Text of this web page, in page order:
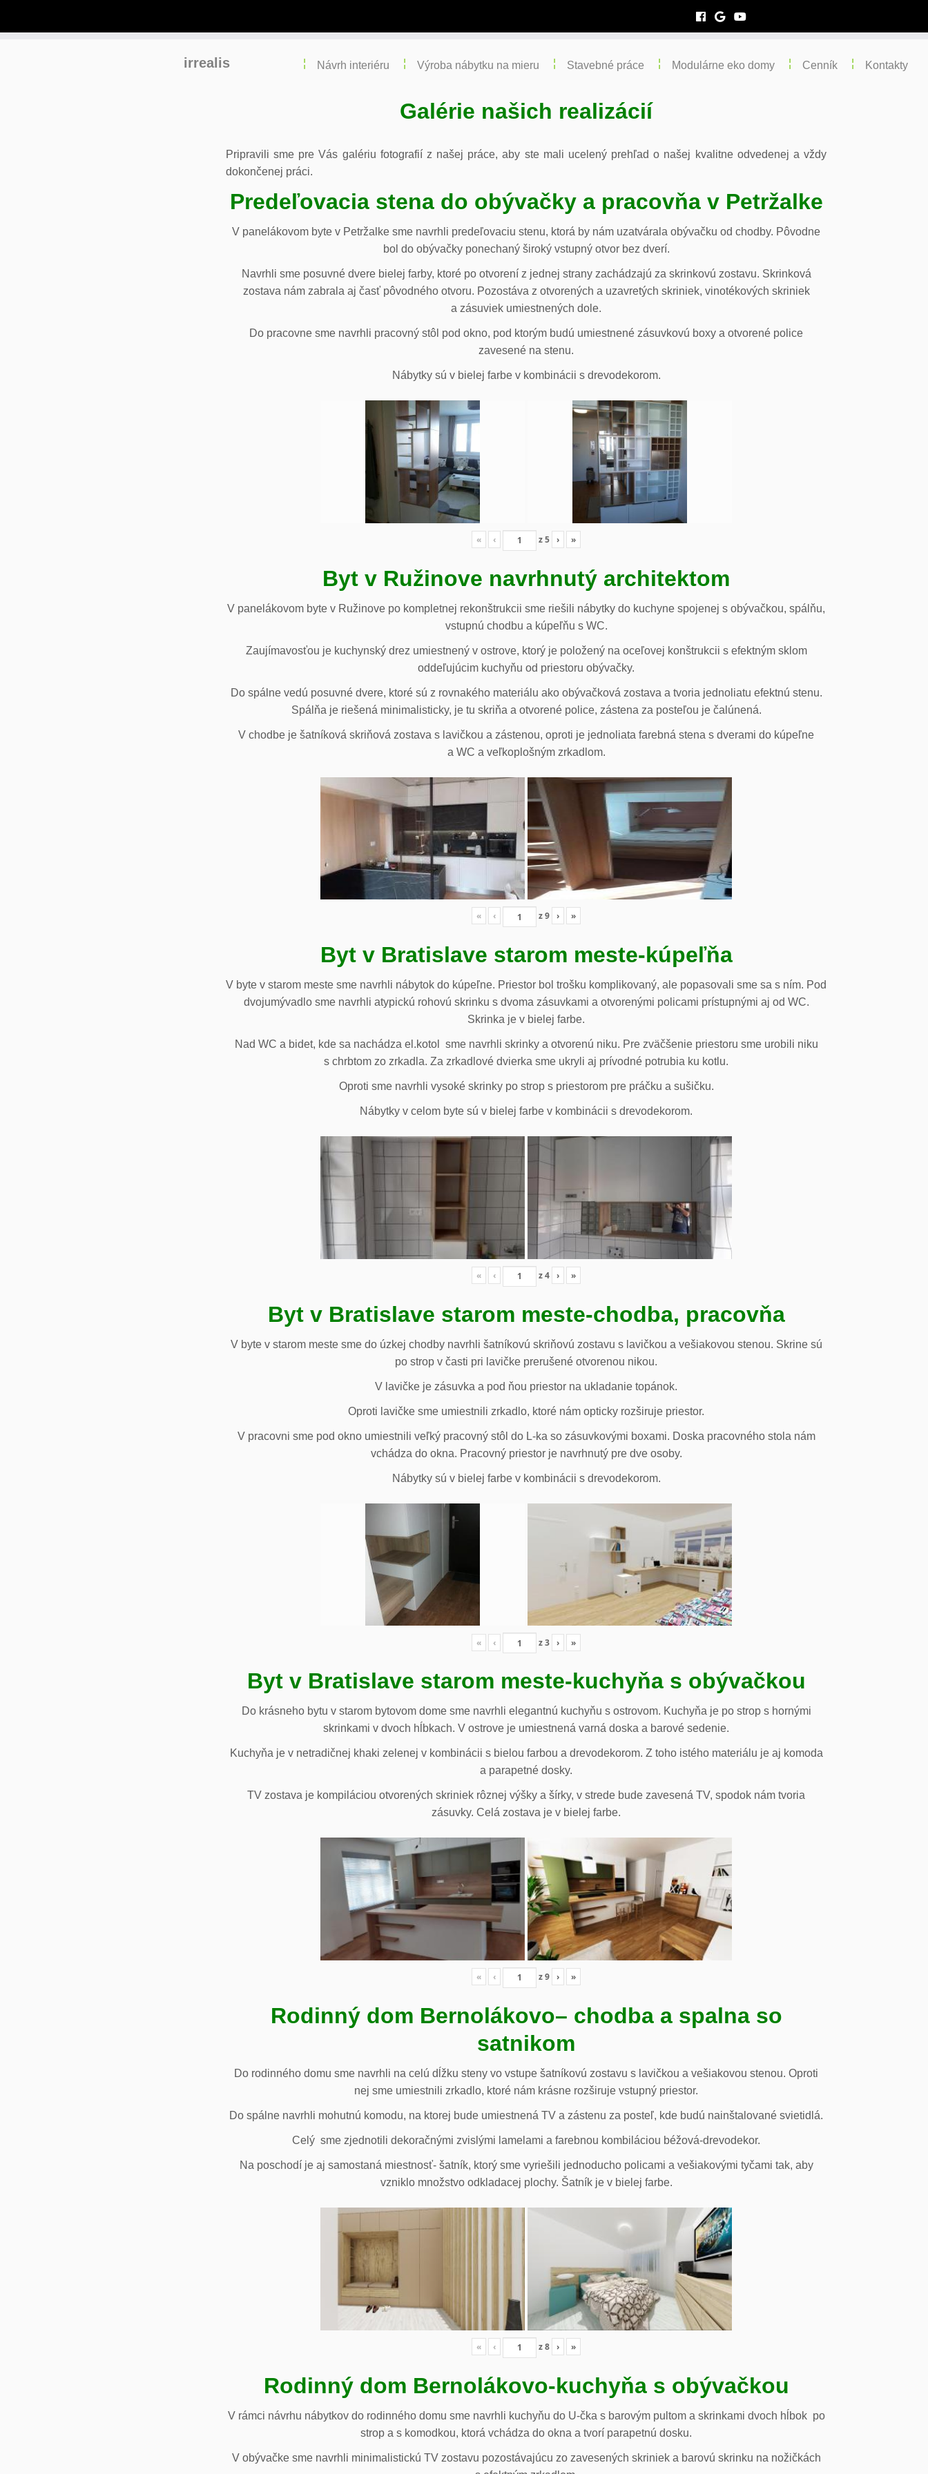
irrealis Návrh interiéru Výroba nábytku na mieru Stavebné práce Modulárne eko domy Cenník Kontakty
Galérie našich realizácií
Pripravili sme pre Vás galériu fotografií z našej práce, aby ste mali ucelený prehľad o našej kvalitne odvedenej a vždy
dokončenej práci.
Predeľovacia stena do obývačky a pracovňa v Petržalke
V panelákovom byte v Petržalke sme navrhli predeľovaciu stenu, ktorá by nám uzatvárala obývačku od chodby. Pôvodne
bol do obývačky ponechaný široký vstupný otvor bez dverí.
Navrhli sme posuvné dvere bielej farby, ktoré po otvorení z jednej strany zachádzajú za skrinkovú zostavu. Skrinková
zostava nám zabrala aj časť pôvodného otvoru. Pozostáva z otvorených a uzavretých skriniek, vinotékových skriniek
a zásuviek umiestnených dole.
Do pracovne sme navrhli pracovný stôl pod okno, pod ktorým budú umiestnené zásuvkovú boxy a otvorené police
zavesené na stenu.
Nábytky sú v bielej farbe v kombinácii s drevodekorom.
« ‹ z5 › »
Byt v Ružinove navrhnutý architektom
V panelákovom byte v Ružinove po kompletnej rekonštrukcii sme riešili nábytky do kuchyne spojenej s obývačkou, spálňu,
vstupnú chodbu a kúpeľňu s WC.
Zaujímavosťou je kuchynský drez umiestnený v ostrove, ktorý je položený na oceľovej konštrukcii s efektným sklom
oddeľujúcim kuchyňu od priestoru obývačky.
Do spálne vedú posuvné dvere, ktoré sú z rovnakého materiálu ako obývačková zostava a tvoria jednoliatu efektnú stenu.
Spálňa je riešená minimalisticky, je tu skriňa a otvorené police, zástena za posteľou je čalúnená.
V chodbe je šatníková skriňová zostava s lavičkou a zástenou, oproti je jednoliata farebná stena s dverami do kúpeľne
a WC a veľkoplošným zrkadlom.
« ‹ z9 › »
Byt v Bratislave starom meste-kúpeľňa
V byte v starom meste sme navrhli nábytok do kúpeľne. Priestor bol trošku komplikovaný, ale popasovali sme sa s ním. Pod
dvojumývadlo sme navrhli atypickú rohovú skrinku s dvoma zásuvkami a otvorenými policami prístupnými aj od WC.
Skrinka je v bielej farbe.
Nad WC a bidet, kde sa nachádza el.kotol sme navrhli skrinky a otvorenú niku. Pre zväčšenie priestoru sme urobili niku
s chrbtom zo zrkadla. Za zrkadlové dvierka sme ukryli aj prívodné potrubia ku kotlu.
Oproti sme navrhli vysoké skrinky po strop s priestorom pre práčku a sušičku.
Nábytky v celom byte sú v bielej farbe v kombinácii s drevodekorom.
« ‹ z4 › »
Byt v Bratislave starom meste-chodba, pracovňa
V byte v starom meste sme do úzkej chodby navrhli šatníkovú skriňovú zostavu s lavičkou a vešiakovou stenou. Skrine sú
po strop v časti pri lavičke prerušené otvorenou nikou.
V lavičke je zásuvka a pod ňou priestor na ukladanie topánok.
Oproti lavičke sme umiestnili zrkadlo, ktoré nám opticky rozširuje priestor.
V pracovni sme pod okno umiestnili veľký pracovný stôl do L-ka so zásuvkovými boxami. Doska pracovného stola nám
vchádza do okna. Pracovný priestor je navrhnutý pre dve osoby.
Nábytky sú v bielej farbe v kombinácii s drevodekorom.
« ‹ z3 › »
Byt v Bratislave starom meste-kuchyňa s obývačkou
Do krásneho bytu v starom bytovom dome sme navrhli elegantnú kuchyňu s ostrovom. Kuchyňa je po strop s hornými
skrinkami v dvoch hĺbkach. V ostrove je umiestnená varná doska a barové sedenie.
Kuchyňa je v netradičnej khaki zelenej v kombinácii s bielou farbou a drevodekorom. Z toho istého materiálu je aj komoda
a parapetné dosky.
TV zostava je kompiláciou otvorených skriniek rôznej výšky a šírky, v strede bude zavesená TV, spodok nám tvoria
zásuvky. Celá zostava je v bielej farbe.
« ‹ z9 › »
Rodinný dom Bernolákovo– chodba a spalna so
satnikom
Do rodinného domu sme navrhli na celú dĺžku steny vo vstupe šatníkovú zostavu s lavičkou a vešiakovou stenou. Oproti
nej sme umiestnili zrkadlo, ktoré nám krásne rozširuje vstupný priestor.
Do spálne navrhli mohutnú komodu, na ktorej bude umiestnená TV a zástenu za posteľ, kde budú nainštalované svietidlá.
Celý sme zjednotili dekoračnými zvislými lamelami a farebnou kombiláciou béžová-drevodekor.
Na poschodí je aj samostaná miestnosť- šatník, ktorý sme vyriešili jednoducho policami a vešiakovými tyčami tak, aby
vzniklo množstvo odkladacej plochy. Šatník je v bielej farbe.
« ‹ z8 › »
Rodinný dom Bernolákovo-kuchyňa s obývačkou
V rámci návrhu nábytkov do rodinného domu sme navrhli kuchyňu do U-čka s barovým pultom a skrinkami dvoch hĺbok po
strop a s komodkou, ktorá vchádza do okna a tvorí parapetnú dosku.
V obývačke sme navrhli minimalistickú TV zostavu pozostávajúcu zo zavesených skriniek a barovú skrinku na nožičkách